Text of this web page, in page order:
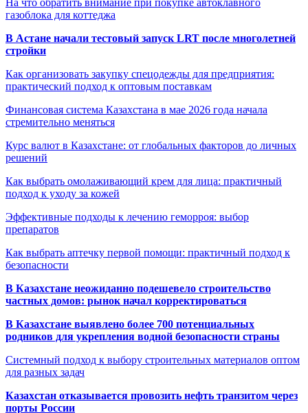
газоблока для коттеджа
В Астане начали тестовый запуск LRT после многолетней
стройки
Как организовать закупку спецодежды для предприятия:
практический подход к оптовым поставкам
Финансовая система Казахстана в мае 2026 года начала
стремительно меняться
Курс валют в Казахстане: от глобальных факторов до личных
решений
Как выбрать омолаживающий крем для лица: практичный
подход к уходу за кожей
Эффективные подходы к лечению геморроя: выбор
препаратов
Как выбрать аптечку первой помощи: практичный подход к
безопасности
В Казахстане неожиданно подешевело строительство
частных домов: рынок начал корректироваться
В Казахстане выявлено более 700 потенциальных
родников для укрепления водной безопасности страны
Системный подход к выбору строительных материалов оптом
для разных задач
Казахстан отказывается провозить нефть транзитом через
порты России